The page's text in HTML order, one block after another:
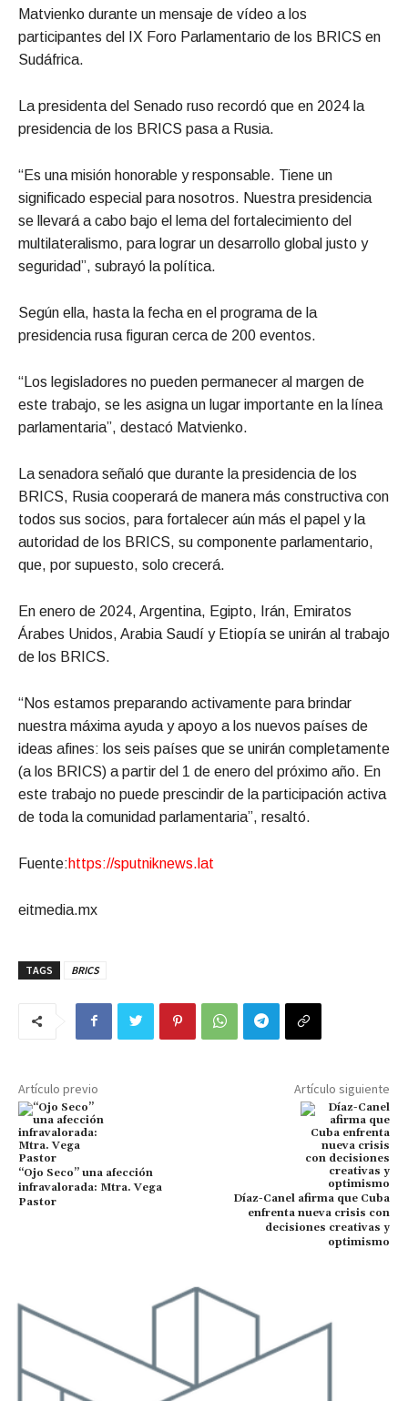
Matvienko durante un mensaje de vídeo a los
participantes del IX Foro Parlamentario de los BRICS en
Sudáfrica.
La presidenta del Senado ruso recordó que en 2024 la
presidencia de los BRICS pasa a Rusia.
“Es una misión honorable y responsable. Tiene un
significado especial para nosotros. Nuestra presidencia
se llevará a cabo bajo el lema del fortalecimiento del
multilateralismo, para lograr un desarrollo global justo y
seguridad”, subrayó la política.
Según ella, hasta la fecha en el programa de la
presidencia rusa figuran cerca de 200 eventos.
“Los legisladores no pueden permanecer al margen de
este trabajo, se les asigna un lugar importante en la línea
parlamentaria”, destacó Matvienko.
La senadora señaló que durante la presidencia de los
BRICS, Rusia cooperará de manera más constructiva con
todos sus socios, para fortalecer aún más el papel y la
autoridad de los BRICS, su componente parlamentario,
que, por supuesto, solo crecerá.
En enero de 2024, Argentina, Egipto, Irán, Emiratos
Árabes Unidos, Arabia Saudí y Etiopía se unirán al trabajo
de los BRICS.
“Nos estamos preparando activamente para brindar
nuestra máxima ayuda y apoyo a los nuevos países de
ideas afines: los seis países que se unirán completamente
(a los BRICS) a partir del 1 de enero del próximo año. En
este trabajo no puede prescindir de la participación activa
de toda la comunidad parlamentaria”, resaltó.
Fuente:https://sputniknews.lat
eitmedia.mx
TAGS BRICS
Artículo previo
“Ojo Seco” una afección
infravalorada: Mtra. Vega
Pastor
Artículo siguiente
Díaz-Canel afirma que Cuba
enfrenta nueva crisis con
decisiones creativas y
optimismo